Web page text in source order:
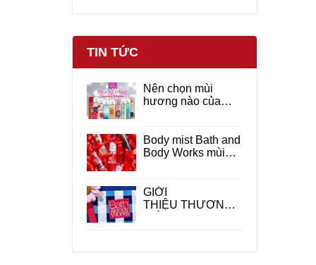
TIN TỨC
Nên chọn mùi
hương nào của
Body mist Bath and
Body Works mùi
GIỚI
THIỆU THƯƠNG